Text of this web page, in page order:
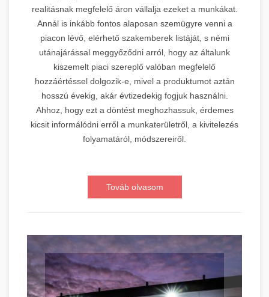
realitásnak megfelelő áron vállalja ezeket a munkákat.
Annál is inkább fontos alaposan szemügyre venni a
piacon lévő, elérhető szakemberek listáját, s némi
utánajárással meggyőződni arról, hogy az általunk
kiszemelt piaci szereplő valóban megfelelő
hozzáértéssel dolgozik-e, mivel a produktumot aztán
hosszú évekig, akár évtizedekig fogjuk használni.
Ahhoz, hogy ezt a döntést meghozhassuk, érdemes
kicsit informálódni erről a munkaterületről, a kivitelezés
folyamatáról, módszereiről.
Továb olvasom